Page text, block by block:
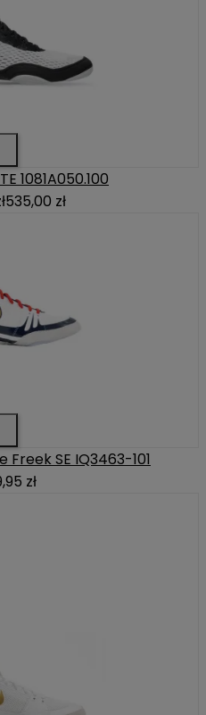
1081A050.100
535,00 zł
SE IQ3463-101
zł